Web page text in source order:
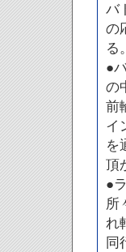
バ
の
る。
●
の
前
イ
を
頂
●
所
れ
同